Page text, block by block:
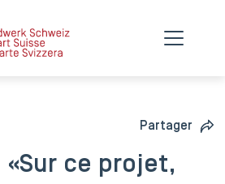
Partager
«Sur ce projet,